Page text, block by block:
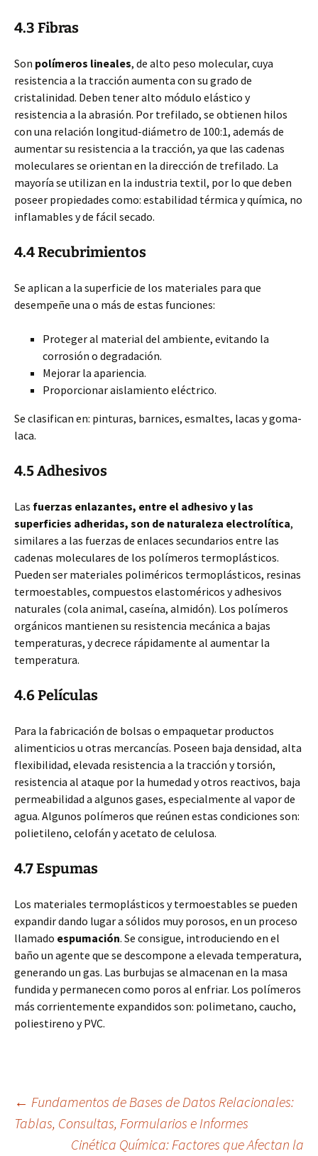
4.3 Fibras
Son polímeros lineales, de alto peso molecular, cuya
resistencia a la tracción aumenta con su grado de
cristalinidad. Deben tener alto módulo elástico y
resistencia a la abrasión. Por trefilado, se obtienen hilos
con una relación longitud-diámetro de 100:1, además de
aumentar su resistencia a la tracción, ya que las cadenas
moleculares se orientan en la dirección de trefilado. La
mayoría se utilizan en la industria textil, por lo que deben
poseer propiedades como: estabilidad térmica y química, no
inflamables y de fácil secado.
4.4 Recubrimientos
Se aplican a la superficie de los materiales para que
desempeñe una o más de estas funciones:
Proteger al material del ambiente, evitando la
corrosión o degradación.
Mejorar la apariencia.
Proporcionar aislamiento eléctrico.
Se clasifican en: pinturas, barnices, esmaltes, lacas y goma-
laca.
4.5 Adhesivos
Las fuerzas enlazantes, entre el adhesivo y las
superficies adheridas, son de naturaleza electrolítica,
similares a las fuerzas de enlaces secundarios entre las
cadenas moleculares de los polímeros termoplásticos.
Pueden ser materiales poliméricos termoplásticos, resinas
termoestables, compuestos elastoméricos y adhesivos
naturales (cola animal, caseína, almidón). Los polímeros
orgánicos mantienen su resistencia mecánica a bajas
temperaturas, y decrece rápidamente al aumentar la
temperatura.
4.6 Películas
Para la fabricación de bolsas o empaquetar productos
alimenticios u otras mercancías. Poseen baja densidad, alta
flexibilidad, elevada resistencia a la tracción y torsión,
resistencia al ataque por la humedad y otros reactivos, baja
permeabilidad a algunos gases, especialmente al vapor de
agua. Algunos polímeros que reúnen estas condiciones son:
polietileno, celofán y acetato de celulosa.
4.7 Espumas
Los materiales termoplásticos y termoestables se pueden
expandir dando lugar a sólidos muy porosos, en un proceso
llamado espumación. Se consigue, introduciendo en el
baño un agente que se descompone a elevada temperatura,
generando un gas. Las burbujas se almacenan en la masa
fundida y permanecen como poros al enfriar. Los polímeros
más corrientemente expandidos son: polimetano, caucho,
poliestireno y PVC.
Navegación
← Fundamentos de Bases de Datos Relacionales:
Tablas, Consultas, Formularios e Informes
Cinética Química: Factores que Afectan la